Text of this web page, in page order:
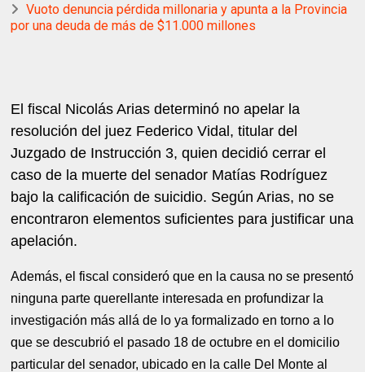
Vuoto denuncia pérdida millonaria y apunta a la Provincia
por una deuda de más de $11.000 millones
El fiscal Nicolás Arias determinó no apelar la
resolución del juez Federico Vidal, titular del
Juzgado de Instrucción 3, quien decidió cerrar el
caso de la muerte del senador Matías Rodríguez
bajo la calificación de suicidio. Según Arias, no se
encontraron elementos suficientes para justificar una
apelación.
Además, el fiscal consideró que en la causa no se presentó
ninguna parte querellante interesada en profundizar la
investigación más allá de lo ya formalizado en torno a lo
que se descubrió el pasado 18 de octubre en el domicilio
particular del senador, ubicado en la calle Del Monte al